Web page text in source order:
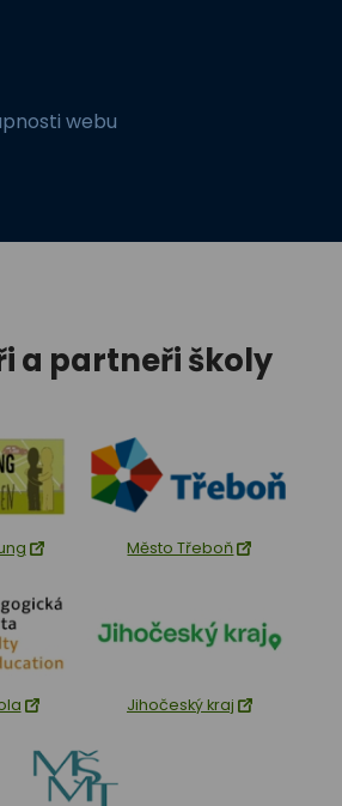
webu
a partneři školy
Město Třeboň
Jihočeský kraj